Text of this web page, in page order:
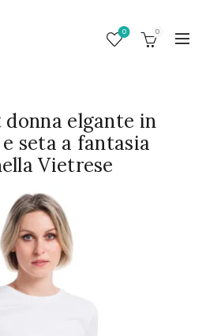
0 0
elgante in
seta a fantasia
Vietrese